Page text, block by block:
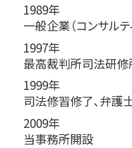
1989年
一般企業（コンサル
1997年
最高裁判所司法研修
1999年
司法修習修了、弁護
2009年
当事務所開設